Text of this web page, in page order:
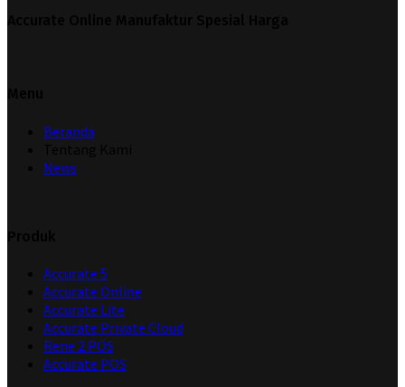
Beranda
News
Accurate 5
Accurate Online
Accurate Lite
Accurate Private Cloud
Rene 2 POS
Accurate POS